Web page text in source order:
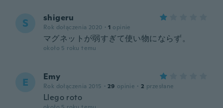
S shigeru
Rok dołączenia 2020 · 1 opinie
マグネットが弱すぎて使い物にならず。
około 5 roku temu
E Emy
Rok dołączenia 2015 · 29 opinie · 2 przesłane
Llego roto